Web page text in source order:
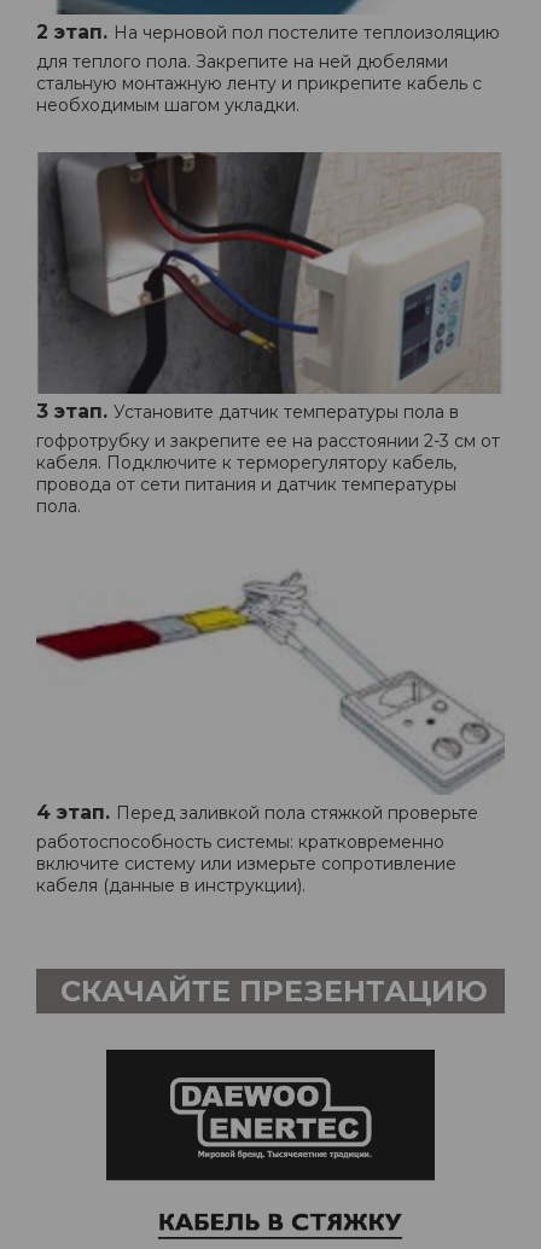
2 этап. На черновой пол постелите теплоизоляцию
для теплого пола. Закрепите на ней дюбелями
стальную монтажную ленту и прикрепите кабель с
необходимым шагом укладки.
3 этап. Установите датчик температуры пола в
гофротрубку и закрепите ее на расстоянии 2-3 см от
кабеля. Подключите к терморегулятору кабель,
провода от сети питания и датчик температуры
пола.
4 этап. Перед заливкой пола стяжкой проверьте
работоспособность системы: кратковременно
включите систему или измерьте сопротивление
кабеля (данные в инструкции).
СКАЧАЙТЕ ПРЕЗЕНТАЦИЮ